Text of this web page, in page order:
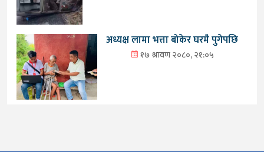
अध्यक्ष लामा भत्ता बोकेर घरमै पुगेपछि
१७ श्रावण २०८०, २१:०५